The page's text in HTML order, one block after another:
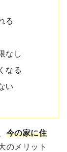
る
なし
なる
い
今の家に住
のメリット